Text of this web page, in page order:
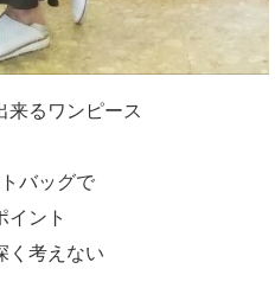
来るワンピース
バッグで
イント
く考えない